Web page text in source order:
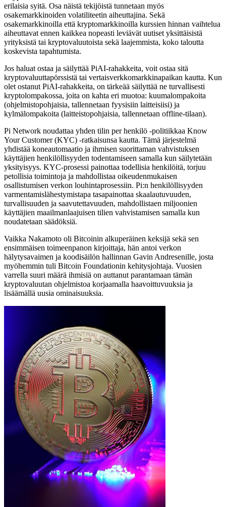
erilaisia syitä. Osa näistä tekijöistä tunnetaan myös
osakemarkkinoiden volatiliteetin aiheuttajina. Sekä
osakemarkkinoilla että kryptomarkkinoilla kurssien hinnan vaihtelua
aiheuttavat ennen kaikkea nopeasti leviävät uutiset yksittäisistä
yrityksistä tai kryptovaluutoista sekä laajemmista, koko taloutta
koskevista tapahtumista.
Jos haluat ostaa ja säilyttää PiAI-rahakkeita, voit ostaa sitä
kryptovaluuttapörssistä tai vertaisverkkomarkkinapaikan kautta. Kun
olet ostanut PiAI-rahakkeita, on tärkeää säilyttää ne turvallisesti
kryptolompakossa, joita on kahta eri muotoa: kuumalompakoita
(ohjelmistopohjaisia, tallennetaan fyysisiin laitteisiisi) ja
kylmälompakoita (laitteistopohjaisia, tallennetaan offline-tilaan).
Pi Network noudattaa yhden tilin per henkilö -politiikkaa Know
Your Customer (KYC) -ratkaisunsa kautta. Tämä järjestelmä
yhdistää koneautomaatio ja ihmisen suorittaman vahvistuksen
käyttäjien henkilöllisyyden todentamiseen samalla kun säilytetään
yksityisyys. KYC-prosessi painottaa todellisia henkilöitä, torjuu
petollisia toimintoja ja mahdollistaa oikeudenmukaisen
osallistumisen verkon louhintaprosessiin. Pi:n henkilöllisyyden
varmentamislähestymistapa tasapainottaa skaalautuvuuden,
turvallisuuden ja saavutettavuuden, mahdollistaen miljoonien
käyttäjien maailmanlaajuisen tilien vahvistamisen samalla kun
noudatetaan säädöksiä.
Vaikka Nakamoto oli Bitcoinin alkuperäinen keksijä sekä sen
ensimmäisen toimeenpanon kirjoittaja, hän antoi verkon
hälytysavaimen ja koodisäilön hallinnan Gavin Andresenille, josta
myöhemmin tuli Bitcoin Foundationin kehitysjohtaja. Vuosien
varrella suuri määrä ihmisiä on auttanut parantamaan tämän
kryptovaluutan ohjelmistoa korjaamalla haavoittuvuuksia ja
lisäämällä uusia ominaisuuksia.